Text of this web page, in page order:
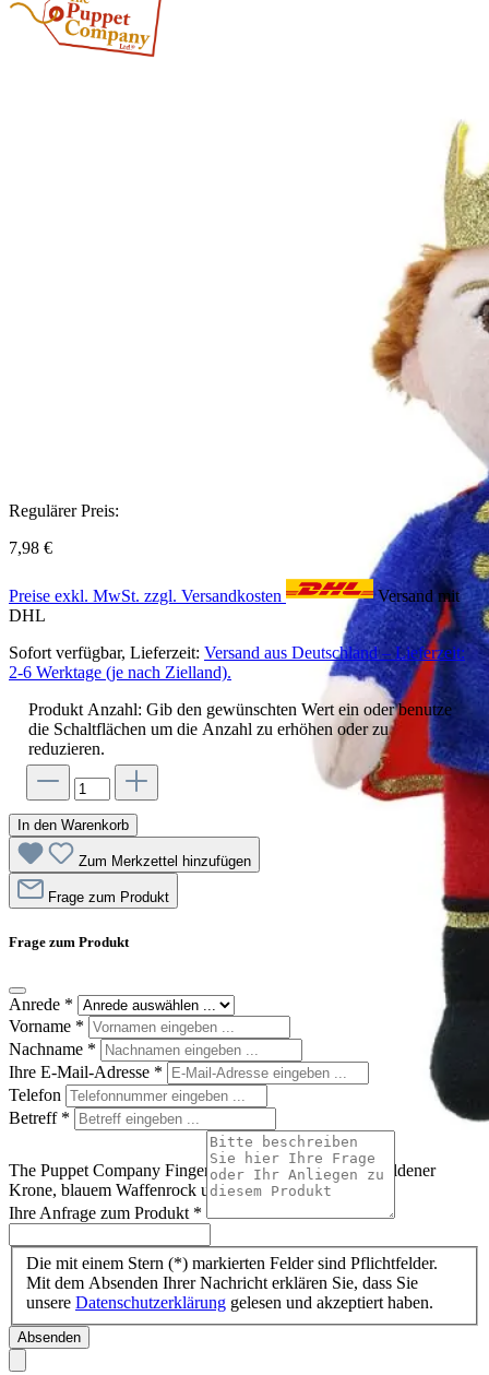
The Puppet Company Fingerpuppe Prinz, Puppe mit goldener
Krone, blauem Waffenrock und rotem Umhang
Regulärer Preis:
7,98 €
Preise exkl. MwSt. zzgl. Versandkosten
Versand mit
DHL
Sofort verfügbar, Lieferzeit: Versand aus Deutschland – Lieferzeit:
2-6 Werktage (je nach Zielland).
Produkt Anzahl: Gib den gewünschten Wert ein oder benutze
die Schaltflächen um die Anzahl zu erhöhen oder zu
reduzieren.
In den Warenkorb
Zum Merkzettel hinzufügen
Frage zum Produkt
Frage zum Produkt
Anrede *
Vorname *
Nachname *
Ihre E-Mail-Adresse *
Telefon
Betreff *
Ihre Anfrage zum Produkt *
Die mit einem Stern (*) markierten Felder sind Pflichtfelder.
Mit dem Absenden Ihrer Nachricht erklären Sie, dass Sie
unsere Datenschutzerklärung gelesen und akzeptiert haben.
Absenden